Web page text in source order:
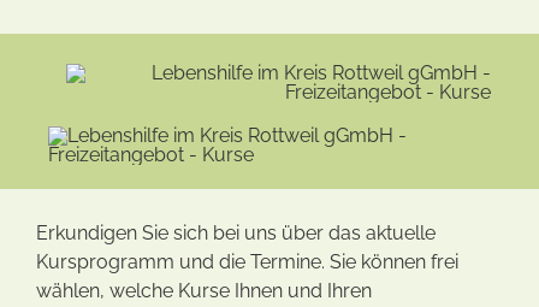
Erkundigen Sie sich bei uns über das aktuelle
Kursprogramm und die Termine. Sie können frei
wählen, welche Kurse Ihnen und Ihren